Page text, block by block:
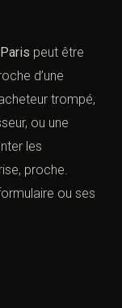
peut être
d’une
trompé,
ou une
les
proche.
ou ses